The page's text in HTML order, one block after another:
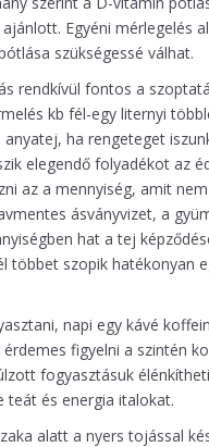
Egyéni mérlegelés
szükségessé válhat.
rendkívül fontos a
kb fél-egy liternyi
ha rengeteget
elegendő folyadékot az
az a mennyiség, amit
ásványvizet, a
hat a tej
többet szopik hatékonyan
napi egy kávé
figyelni a szintén
fogyasztásuk
teát és energia italokat.
alatt a nyers tojással